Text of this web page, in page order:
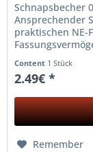
Schnapsbecher
Ansprechender
praktischen NE-
Content 1 Stück
2.49€ *
Remember